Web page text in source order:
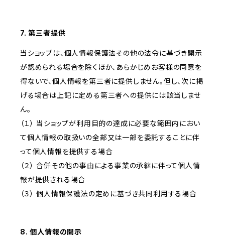
7. 第三者提供
当ショップは、個人情報保護法その他の法令に基づき開示
が認められる場合を除くほか、あらかじめお客様の同意を
得ないで、個人情報を第三者に提供しません。但し、次に掲
げる場合は上記に定める第三者への提供には該当しませ
ん。
（１） 当ショップが利用目的の達成に必要な範囲内におい
て個人情報の取扱いの全部又は一部を委託することに伴
って個人情報を提供する場合
（２） 合併その他の事由による事業の承継に伴って個人情
報が提供される場合
（３） 個人情報保護法の定めに基づき共同利用する場合
8. 個人情報の開示